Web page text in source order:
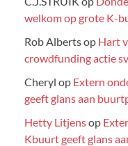
welkom op grote K-
Rob Albertsop Hart
crowdfunding actie
Cheryl op Extern
geeft glans aan
Hetty Litjensop
Kbuurt geeft glans